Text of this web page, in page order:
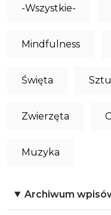
-Wszystkie-
Mindfulness
Święta
Zwierzęta
Muzyka
Archiwum